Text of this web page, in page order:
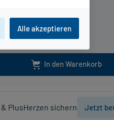
125 ml
In den Warenkorb
PlusHerzen sichern Jetzt
Alle akzeptieren